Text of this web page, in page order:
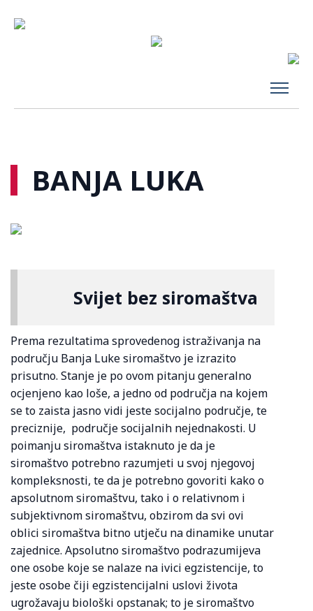
BANJA LUKA
Svijet bez siromaštva
Prema rezultatima sprovedenog istraživanja na
području Banja Luke siromaštvo je izrazito
prisutno. Stanje je po ovom pitanju generalno
ocjenjeno kao loše, a jedno od područja na kojem
se to zaista jasno vidi jeste socijalno područje, te
preciznije, područje socijalnih nejednakosti. U
poimanju siromaštva istaknuto je da je
siromaštvo potrebno razumjeti u svoj njegovoj
kompleksnosti, te da je potrebno govoriti kako o
apsolutnom siromaštvu, tako i o relativnom i
subjektivnom siromaštvu, obzirom da svi ovi
oblici siromaštva bitno utječu na dinamike unutar
zajednice. Apsolutno siromaštvo podrazumijeva
one osobe koje se nalaze na ivici egzistencije, to
jeste osobe čiji egzistencijalni uslovi života
ugrožavaju biološki opstanak; to je siromaštvo